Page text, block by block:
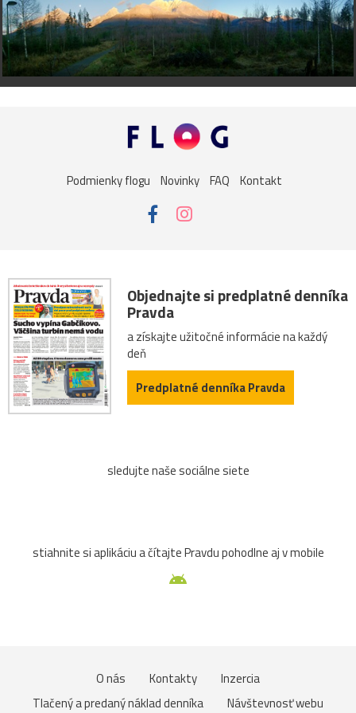
Podmienky flogu Novinky FAQ Kontakt
Objednajte si predplatné denníka
Pravda
a získajte užitočné informácie na každý
deň
Predplatné denníka Pravda
sledujte naše sociálne siete
stiahnite si aplikáciu a čítajte Pravdu pohodlne aj v mobile
O nás Kontakty
Inzercia
Tlačený a predaný náklad denníka
Návštevnosť webu